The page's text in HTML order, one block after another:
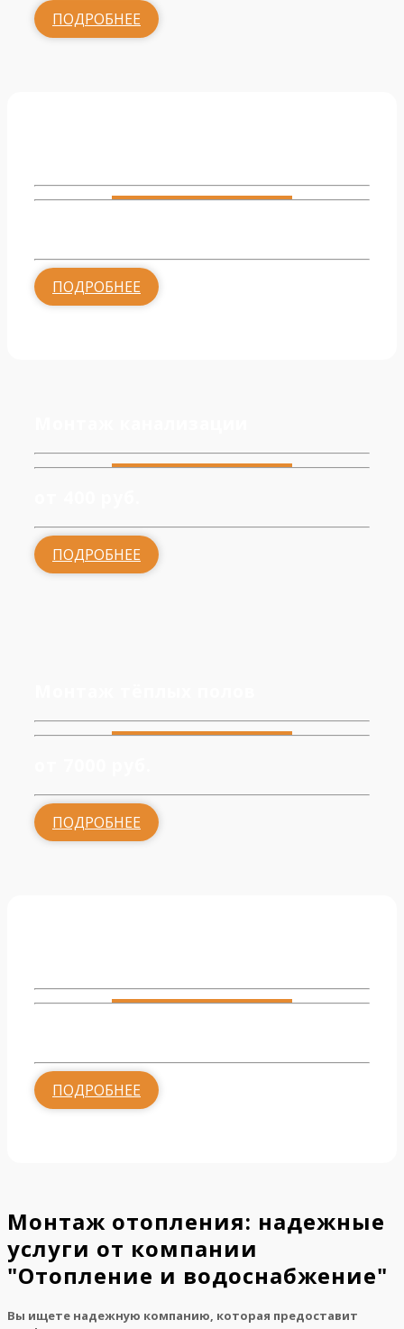
ПОДРОБНЕЕ
ПОДРОБНЕЕ
ПОДРОБНЕЕ
ПОДРОБНЕЕ
ПОДРОБНЕЕ
Монтаж отопления: надежные
услуги от компании
"Отопление и водоснабжение"
Вы ищете надежную компанию, которая предоставит